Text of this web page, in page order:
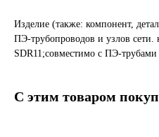
Изделие (также: компонент,
ПЭ-трубопроводов и узлов сети.
SDR11;совместимо с ПЭ-трубами
С этим товаром